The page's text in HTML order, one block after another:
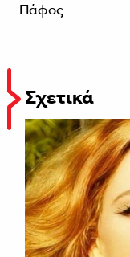
Πάφος
Σχετικά